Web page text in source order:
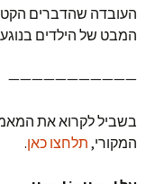
העובדה שהדברים
המבט של הילדים
———————————
בשביל לקרוא את
המקורי, תלחצו כאן.